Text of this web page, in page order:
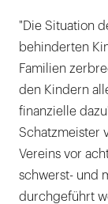
"Die Situation
behinderten
Familien
den Kindern
finanzielle
Schatzmeister
Vereins vor
schwerst- und
durchgeführt